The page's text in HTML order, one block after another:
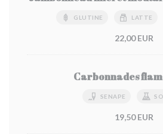
GLUTINE LATTE
22,00 EUR
Carbonnades
SENAPE
19,50 EUR